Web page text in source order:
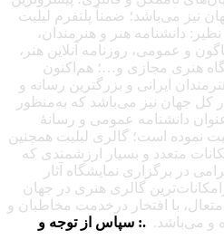
نیز می‌باشد؛ ضمناً پلتفرم لیلیت
دانشنامه هنر و هنرمندان،
و عمومی، روزنامه آنلاین هنر،
هنری مجازی و…؛ هم‌اکنون
ایرانی و بزرگترین رسانه و
کل جهان نیز می‌باشد که به‌منظور
دانشنامه عمومی و رسانهٔ
نموده است؛ گالری لیلیت همچنین
متعدد و بسیار ارزشمندی که
در برگزاری نمایشگاه آثار
گالری هنری در جهان
متعال، با افتخار درخدمت مخاطبان و
و می‌باشد. .: سپاس از توجه و